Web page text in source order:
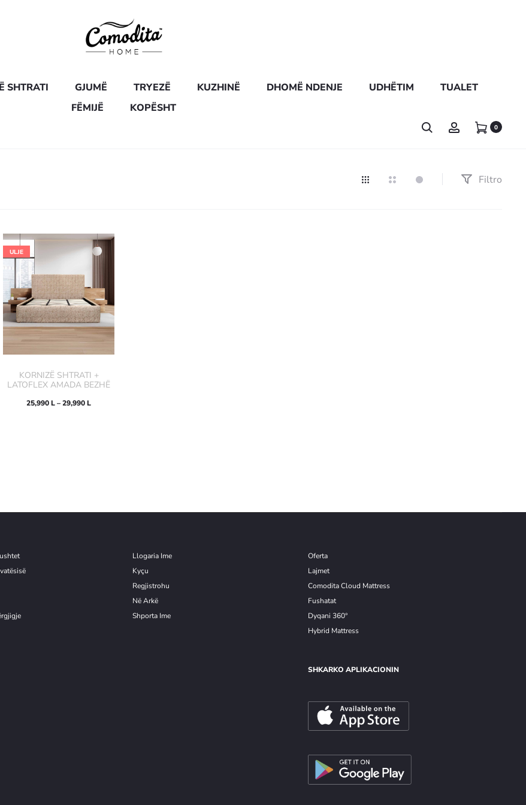
SHTRATI GJUMË TRYEZË KUZHINË DHOMË NDENJE UDHËTIM
TUALET
FËMIJË
KOPËSHT
0
Filtro
ULJE
KORNIZË SHTRATI +
LATOFLEX AMADA BEZHË
25,990L–29,990L
Llogaria Ime
Kyçu
Regjistrohu
Në Arkë
Shporta Ime
Oferta
Lajmet
Comodita Cloud Mattress
Fushatat
Dyqani 360°
Hybrid Mattress
SHKARKO APLIKACIONIN